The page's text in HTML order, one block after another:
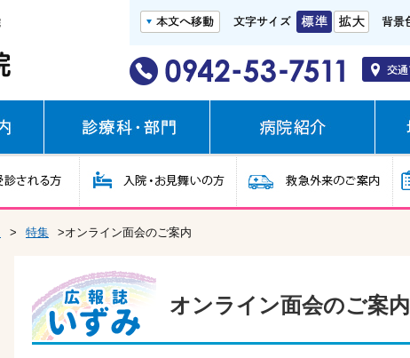
> 特集 >オンライン面会のご案内
オンライン面会のご案内